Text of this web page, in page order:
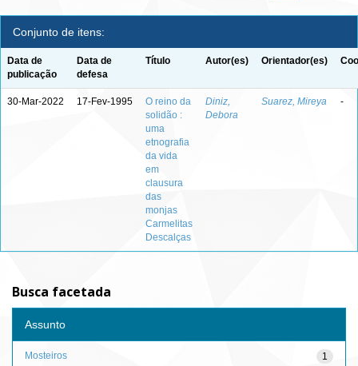
Conjunto de itens:
Data de
publicação
Data de
defesa
Título Autor(es) Orientador(es)
30-Mar-2022 17-Fev-1995
O reino da
solidão :
uma
etnografia
da vida
em
clausura
das
monjas
Carmelitas
Descalças
Diniz,
Debora
Suarez, Mireya -
Busca facetada
Assunto
1
Mosteiros